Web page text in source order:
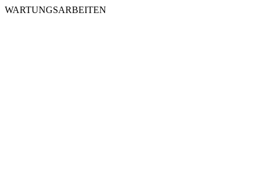
WARTUNGSARBEITEN